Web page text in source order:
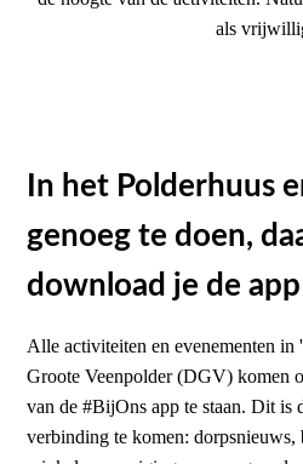
als
In het Polderhuus
genoeg te doen,
download je de
Alle activiteiten en evenementen in
Groote Veenpolder (DGV) komen
van de #BijOns app te staan. Dit is
verbinding te komen: